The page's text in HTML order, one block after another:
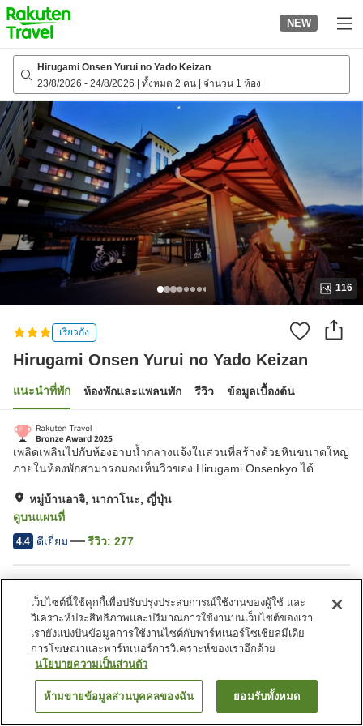
to
top
page
NEW
Hirugami Onsen Yurui no Yado Keizan
23/8/2026 - 24/8/2026 ทั้งหมด 2 คน จำนวน 1 ห้อง
116
เรียวกัง
Hirugami Onsen Yurui no Yado Keizan
แนะนำที่พัก ห้องพักและแพลนพัก รีวิว ข้อมูลเบื้องต้น
เพลิดเพลินไปกับห้องอาบน้ำกลางแจ้งในสวนที่สร้างด้วยหินขนาดใหญ่
ภายในห้องพักสามารถมองเห็นวิวของ Hirugami Onsenkyo ได้
หมู่บ้านอาจิ, นากาโนะ, ญี่ปุ่น
ดูบนแผนที่
4.4 ดีเยี่ยม รีวิว: 277
ที่จอดรถ
ซาวน่า
สปา/บิวตี้ซาลอน
คาเฟ่
หน้าแรก ญี่ปุ่น นากาโนะ
Hirugami Onsen Yurui no Yado Keizan
ค้นหาห้องพัก
เว็บไซต์นี้ใช้คุกกี้เพื่อปรับปรุงประสบการณ์ใช้งานของผู้ใช้ และ
วิเคราะห์ประสิทธิภาพและปริมาณการใช้งานบนเว็บไซต์ของเรา
เรายังแบ่งปันข้อมูลการใช้งานไซต์กับพาร์ทเนอร์โซเชียลมีเดีย
การโฆษณาและพาร์ทเนอร์การวิเคราะห์ของเราอีกด้วย
นโยบายความเป็นส่วนตัว
ห้ามขายข้อมูลส่วนบุคคลของฉัน ยอมรับทั้งหมด